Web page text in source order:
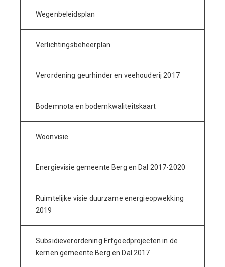
Wegenbeleidsplan
Verlichtingsbeheerplan
Verordening geurhinder en veehouderij 2017
Bodemnota en bodemkwaliteitskaart
Woonvisie
Energievisie gemeente Berg en Dal 2017-2020
Ruimtelijke visie duurzame energieopwekking
2019
Subsidieverordening Erfgoedprojecten in de
kernen gemeente Berg en Dal 2017